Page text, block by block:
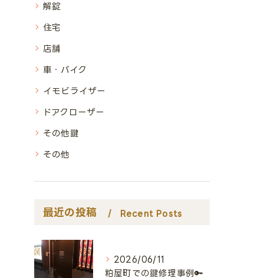
解錠
住宅
店舗
車・バイク
イモビライザー
ドアクローザー
その他鍵
その他
最近の投稿 Recent Posts
2026/06/11
粕屋町での鍵修理事例🔑